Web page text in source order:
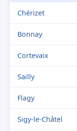
Chérizet
Bonnay
Cortevaix
Sailly
Flagy
Sigy-le-Châtel